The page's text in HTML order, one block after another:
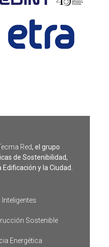
Red, el grupo
de Sostenibilidad,
y la Ciudad.
Sostenible
Energética